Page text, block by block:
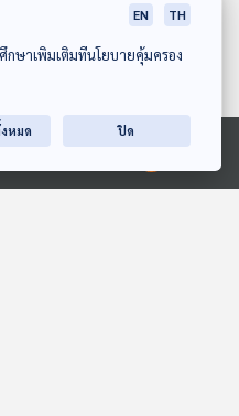
ประเทศไทย
EN TH
กษาเพิ่มเติมที่นโยบายคุ้มครอง
หมด ปิด